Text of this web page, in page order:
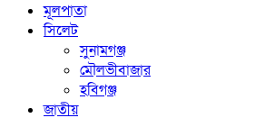
মূলপাতা
সিলেট
সুনামগঞ্জ
মৌলভীবাজার
হবিগঞ্জ
জাতীয়